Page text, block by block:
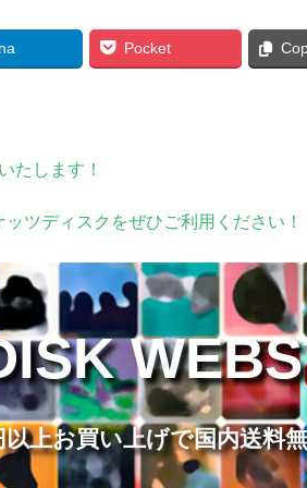
Pocket
たします！
ツディスクをぜひご利用ください！
上お買い上げで国内送料